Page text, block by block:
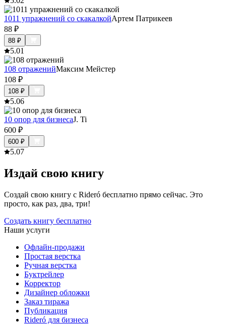
1011 упражнений со скакалкойАртем Патрикеев
88 ₽
88 ₽
5.01
108 отраженийМаксим Мейстер
108 ₽
108 ₽
5.06
10 опор для бизнесаJ. Ti
600 ₽
600 ₽
5.07
Издай свою книгу
Создай свою книгу с Rideró бесплатно прямо сейчас. Это
просто, как раз, два, три!
Создать книгу бесплатно
Наши услуги
Офлайн-продажи
Простая верстка
Ручная верстка
Буктрейлер
Корректор
Дизайнер обложки
Заказ тиража
Публикация
Rideró для бизнеса